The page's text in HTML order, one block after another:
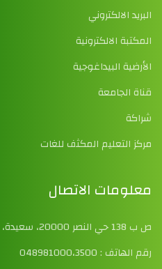
البريد الالكتروني
المكتبة الالكترونية
الأرضية البيداغوجية
قناة الجامعة
شراكة
مركز التعليم المكثف للغات
معلومات الاتصال
ص ب 138 حي النصر 20000، سعيدة، الجزائر
رقم الهاتف : 048981000،3500